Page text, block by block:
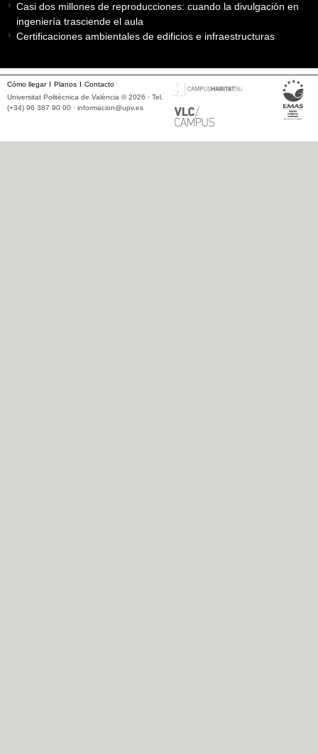
Casi dos millones de reproducciones: cuando la divulgación en
ingeniería trasciende el aula
Certificaciones ambientales de edificios e infraestructuras
Cómo llegar Planos
Contacto
Universitat Politècnica de València © 2026 · Tel.
(+34) 96 387 90 00 · informacion@upv.es